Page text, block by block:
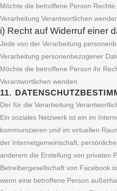
Möchte die betroffene Person
Verarbeitung Verantwortlichen
i) Recht auf Widerruf einer
Jede von der Verarbeitung
Verarbeitung personenbezogener
Möchte die betroffene Person ihr
Verantwortlichen wenden.
11.
Der für die Verarbeitung
Ein soziales Netzwerk ist ein im
kommunizieren und im virtuellen
der Internetgemeinschaft,
anderem die Erstellung von privaten
Betreibergesellschaft von Facebook
wenn eine betroffene Person